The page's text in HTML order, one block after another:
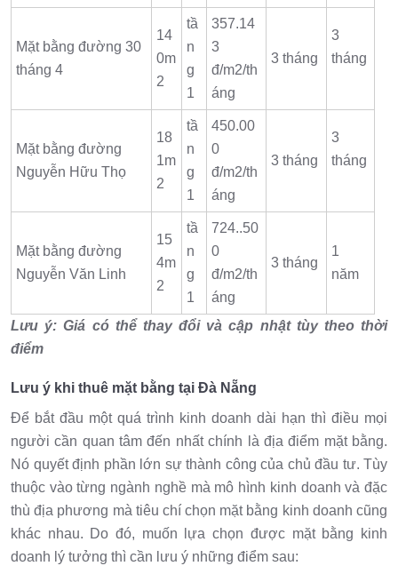
Mặt bằng đường 30
tháng 4
14
0m
2
tầ
n
g
1
357.14
3
đ/m2/th
áng
3 tháng
3
tháng
Mặt bằng đường
Nguyễn Hữu Thọ
18
1m
2
tầ
n
g
1
450.00
0
đ/m2/th
áng
3 tháng
3
tháng
Mặt bằng đường
Nguyễn Văn Linh
15
4m
2
tầ
n
g
1
724..50
0
đ/m2/th
áng
3 tháng
1
năm
Lưu ý: Giá có thể thay đổi và cập nhật tùy theo thời
điểm
Lưu ý khi thuê mặt bằng tại Đà Nẵng
Để bắt đầu một quá trình kinh doanh dài hạn thì điều mọi
người cần quan tâm đến nhất chính là địa điểm mặt bằng.
Nó quyết định phần lớn sự thành công của chủ đầu tư. Tùy
thuộc vào từng ngành nghề mà mô hình kinh doanh và đặc
thù địa phương mà tiêu chí chọn mặt bằng kinh doanh cũng
khác nhau. Do đó, muốn lựa chọn được mặt bằng kinh
doanh lý tưởng thì cần lưu ý những điểm sau: